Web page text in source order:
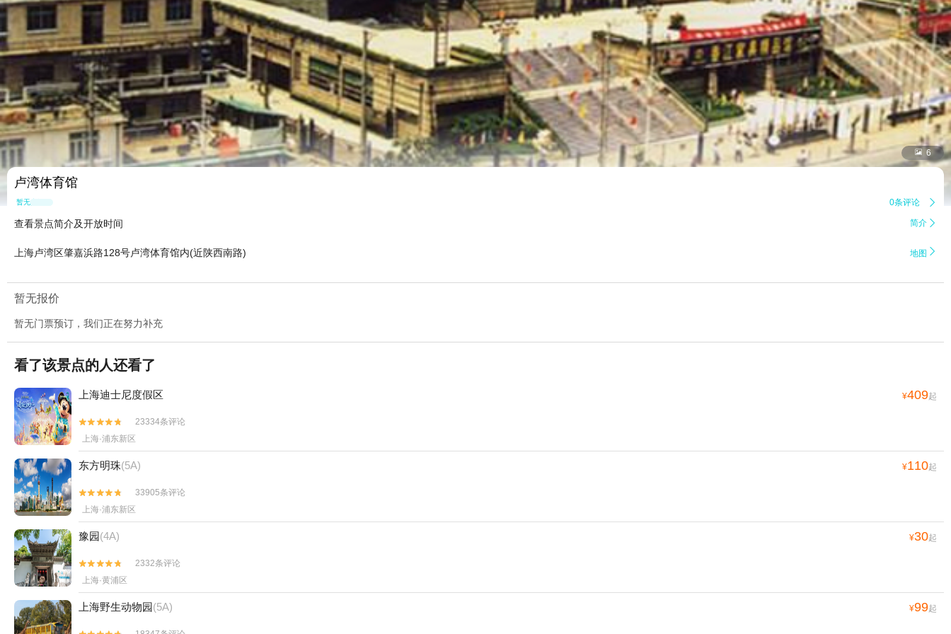
 6
卢湾体育馆
暂无点评 0条评论 
查看景点简介及开放时间 简介 
上海卢湾区肇嘉浜路128号卢湾体育馆内(近陕西南路) 地图 
暂无报价
暂无门票预订，我们正在努力补充
看了该景点的人还看了
上海迪士尼度假区 ¥409起


23334条评论
上海·浦东新区
东方明珠(5A) ¥110起


33905条评论
上海·浦东新区
豫园(4A) ¥30起


2332条评论
上海·黄浦区
上海野生动物园(5A) ¥99起